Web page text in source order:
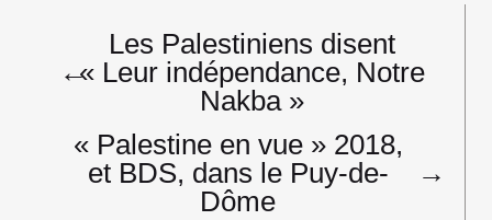
Navigation
l’article
←
Les Palestiniens disent
« Leur indépendance, Notre
Nakba »
« Palestine en vue » 2018,
et BDS, dans le Puy-de-
Dôme
→